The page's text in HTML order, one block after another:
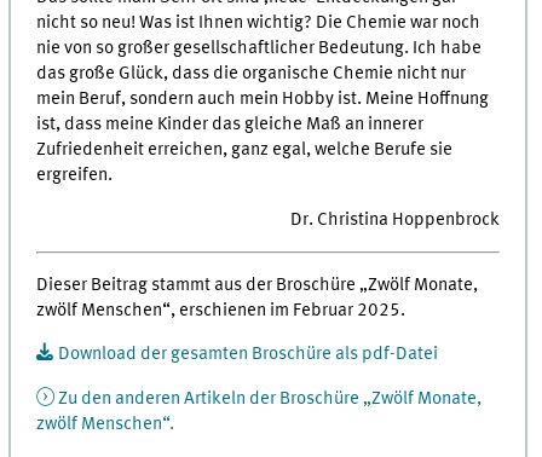
nicht so neu! Was ist Ihnen wichtig? Die Chemie war noch
nie von so großer gesellschaftlicher Bedeutung. Ich habe
das große Glück, dass die organische Chemie nicht nur
mein Beruf, sondern auch mein Hobby ist. Meine Hoffnung
ist, dass meine Kinder das gleiche Maß an innerer
Zufriedenheit erreichen, ganz egal, welche Berufe sie
ergreifen.
Dr. Christina Hoppenbrock
Dieser Beitrag stammt aus der Broschüre „Zwölf Monate,
zwölf Menschen“, erschienen im Februar 2025.
Download der gesamten Broschüre als pdf-Datei
Zu den anderen Artikeln der Broschüre „Zwölf Monate,
zwölf Menschen“.